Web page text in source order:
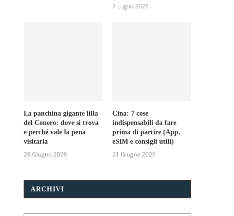
7 Luglio 2026
La panchina gigante lilla
del Conero: dove si trova
e perché vale la pena
visitarla
28 Giugno 2026
Cina: 7 cose
indispensabili da fare
prima di partire (App,
eSIM e consigli utili)
21 Giugno 2026
ARCHIVI